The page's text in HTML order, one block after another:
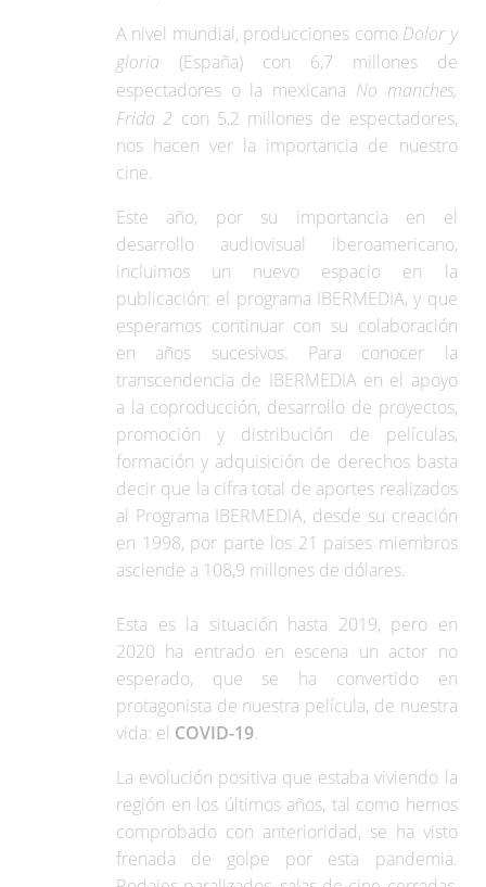
A nivel mundial, producciones como Dolor y
gloria (España) con 6,7 millones de
espectadores o la mexicana No manches,
Frida 2 con 5,2 millones de espectadores,
nos hacen ver la importancia de nuestro
cine.
Este año, por su importancia en el
desarrollo audiovisual iberoamericano,
incluimos un nuevo espacio en la
publicación: el programa IBERMEDIA, y que
esperamos continuar con su colaboración
en años sucesivos. Para conocer la
transcendencia de IBERMEDIA en el apoyo
a la coproducción, desarrollo de proyectos,
promoción y distribución de películas,
formación y adquisición de derechos basta
decir que la cifra total de aportes realizados
al Programa IBERMEDIA, desde su creación
en 1998, por parte los 21 paises miembros
asciende a 108,9 millones de dólares.
Esta es la situación hasta 2019, pero en
2020 ha entrado en escena un actor no
esperado, que se ha convertido en
protagonista de nuestra película, de nuestra
vida: el COVID-19.
La evolución positiva que estaba viviendo la
región en los últimos años, tal como hemos
comprobado con anterioridad, se ha visto
frenada de golpe por esta pandemia.